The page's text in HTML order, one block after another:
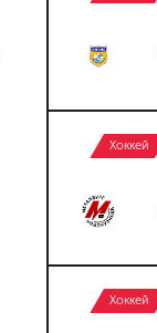
Хоккей
Хоккей